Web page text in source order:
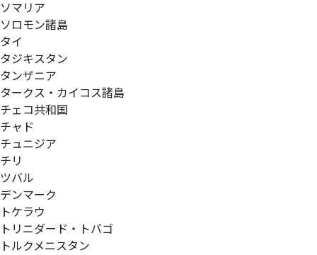
ソマリア
ソロモン諸島
タイ
タジキスタン
タンザニア
タークス・カイコス諸島
チェコ共和国
チャド
チュニジア
チリ
ツバル
デンマーク
トケラウ
トリニダード・トバゴ
トルクメニスタン